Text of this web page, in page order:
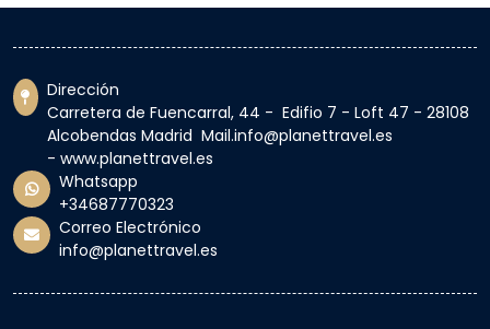
Dirección
Carretera de Fuencarral, 44 - Edifio 7 - Loft 47 - 28108
Alcobendas Madrid Mail.info@planettravel.es
- www.planettravel.es
Whatsapp
+34687770323
Correo Electrónico
info@planettravel.es